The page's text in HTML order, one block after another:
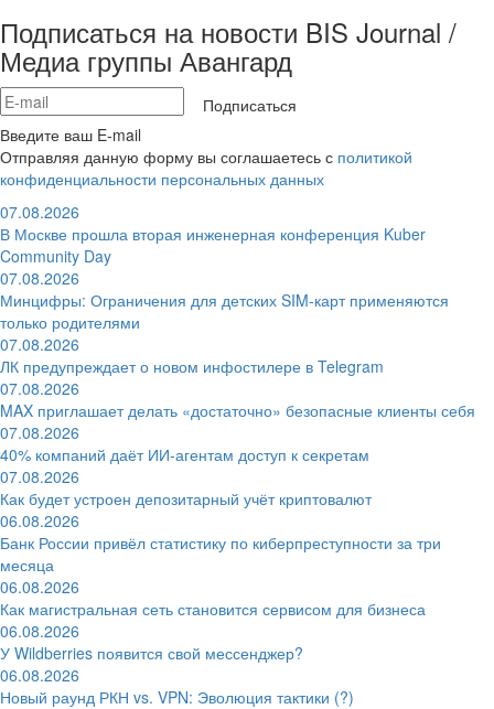
Подписаться на новости BIS Journal /
Медиа группы Авангард
Подписаться
Введите ваш E-mail
Отправляя данную форму вы соглашаетесь с политикой
конфиденциальности персональных данных
07.08.2026
В Москве прошла вторая инженерная конференция Kuber
Community Day
07.08.2026
Минцифры: Ограничения для детских SIM-карт применяются
только родителями
07.08.2026
ЛК предупреждает о новом инфостилере в Telegram
07.08.2026
MAX приглашает делать «достаточно» безопасные клиенты себя
07.08.2026
40% компаний даёт ИИ‑агентам доступ к секретам
07.08.2026
Как будет устроен депозитарный учёт криптовалют
06.08.2026
Банк России привёл статистику по киберпреступности за три
месяца
06.08.2026
Как магистральная сеть становится сервисом для бизнеса
06.08.2026
У Wildberries появится свой мессенджер?
06.08.2026
Новый раунд РКН vs. VPN: Эволюция тактики (?)